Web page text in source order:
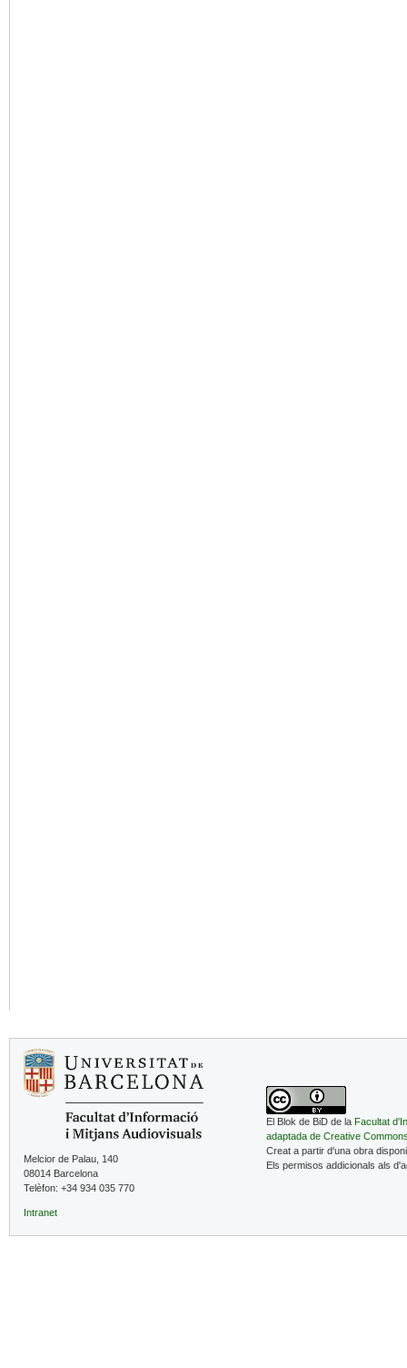
Melcior de Palau, 140
08014 Barcelona
Telèfon: +34 934 035 770
Intranet
El Blok de BiD de la Facultat
adaptada de Creative
Creat a partir d'una obra
Els permisos addicionals als